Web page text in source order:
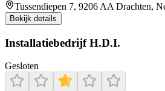
Tussendiepen 7, 9206 AA Drachten,
Bekijk details
Installatiebedrijf H.D.I.
Gesloten